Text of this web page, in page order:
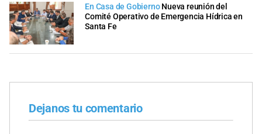
En Casa de Gobierno Nueva reunión del
Comité Operativo de Emergencia Hídrica en
Santa Fe
Dejanos tu comentario